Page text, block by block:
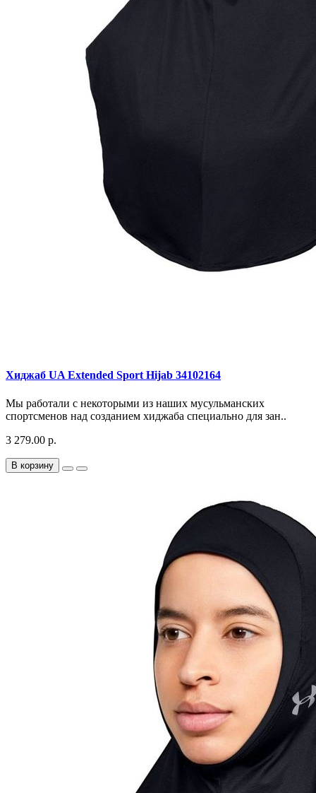
Хиджаб UA Extended Sport Hijab 34102164
Мы работали с некоторыми из наших мусульманских
спортсменов над созданием хиджаба специально для зан..
3 279.00 р.
В корзину